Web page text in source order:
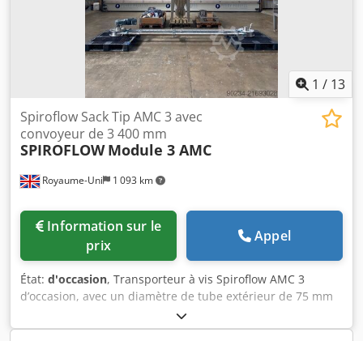
1 / 13
Royaume-Uni 1 093 km
Spiroflow Sack Tip AMC 3 avec
convoyeur de 3 400 mm
SPIROFLOW Module 3 AMC
prix
Appel
État: d'occasion, Transporteur à vis Spiroflow AMC 3
d’occasion, avec un diamètre de tube extérieur de 75 mm
et une longueur de 3 400 mm. Les pièces en contact avec
le produit sont en acier inoxydable 304. L’unité est